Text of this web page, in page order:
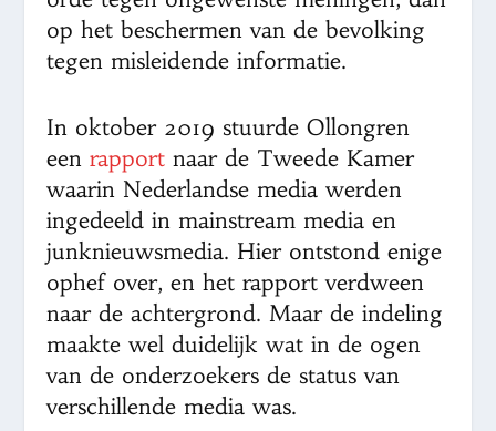
op het beschermen van de bevolking
tegen misleidende informatie.
In oktober 2019 stuurde Ollongren
eenrapport naar de Tweede Kamer
waarin Nederlandse media werden
ingedeeld in mainstream media en
junknieuwsmedia. Hier ontstond enige
ophef over, en het rapport verdween
naar de achtergrond. Maar de indeling
maakte wel duidelijk wat in de ogen
van de onderzoekers de status van
verschillende media was.